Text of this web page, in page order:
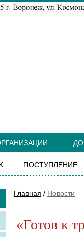
ПОСТУПЛЕНИЕ
Главная / Новости
«Готов к